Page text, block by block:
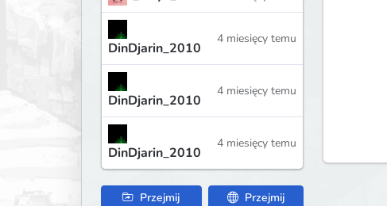
DinDjarin_2010
4 miesięcy temu
DinDjarin_2010
4 miesięcy temu
DinDjarin_2010
4 miesięcy temu
Przejmij
Przejmij